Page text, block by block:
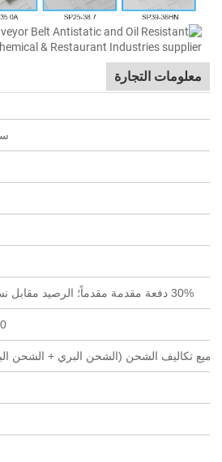
معلومات التجارة
30% دفعة مقدمة مقدماً؛ الرصيد مقابل نسخة من بوليصة الشحن
جميع تكاليف الشحن (الشحن البري + الشحن